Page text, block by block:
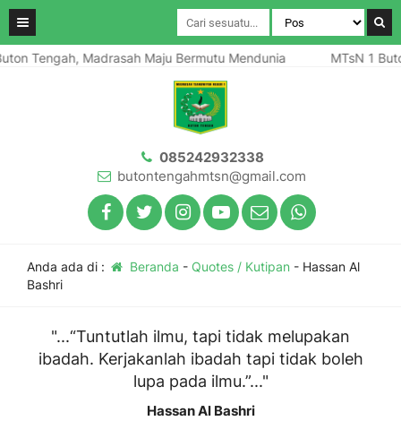
Tengah, Madrasah Maju Bermutu Mendunia MTsN 1
085242932338
butontengahmtsn@gmail.com
Anda ada di : Beranda - Quotes / Kutipan- Hassan Al
Bashri
"...“Tuntutlah ilmu, tapi tidak melupakan
ibadah. Kerjakanlah ibadah tapi tidak boleh
lupa pada ilmu.”..."
Hassan Al Bashri